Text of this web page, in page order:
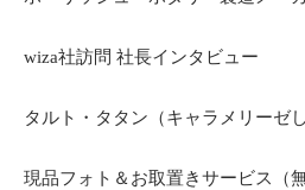
wiza社訪問 社長インタビュー
タルト・タタン（キャラメリーゼ
現品フォト＆お取置きサービス（